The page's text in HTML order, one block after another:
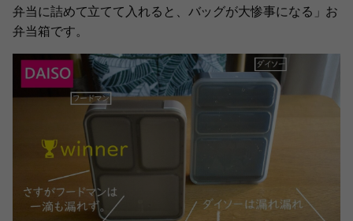
弁当に詰めて立てて入れると、バッグが大惨事になる」お
弁当箱です。